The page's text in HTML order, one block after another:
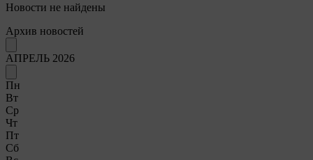
Новости не найдены
Архив новостей
АПРЕЛЬ 2026
Пн
Вт
Ср
Чт
Пт
Сб